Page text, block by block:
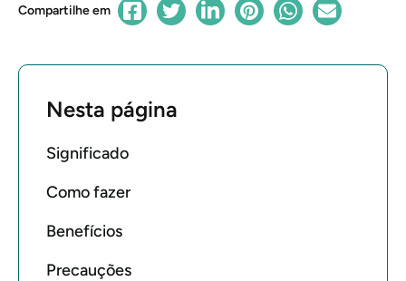
Compartilhe em
Nesta página
Significado
Como fazer
Benefícios
Precauções